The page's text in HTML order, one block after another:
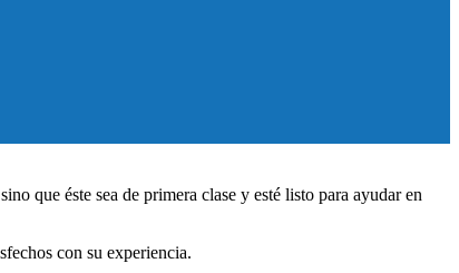
que éste sea de primera clase y esté listo para ayudar en
con su experiencia.